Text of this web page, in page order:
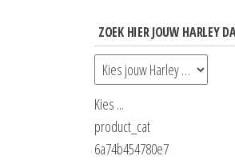
ZOEK HIER JOUW HARLEY
Kies ...
product_cat
6a74b454780e7